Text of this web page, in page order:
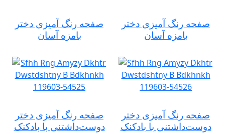
صفحه رنگ آمیزی دختر
بامزه آسان
صفحه رنگ آمیزی دختر
بامزه آسان
صفحه رنگ آمیزی دختر
دوست‌داشتنی با بادکنک
صفحه رنگ آمیزی دختر
دوست‌داشتنی با بادکنک